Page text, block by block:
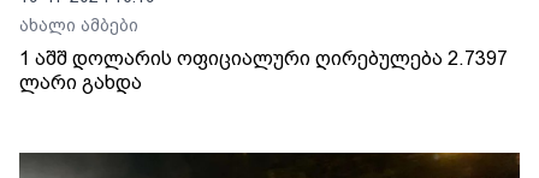
ახალი ამბები
1 აშშ დოლარის ოფიციალური ღირებულება 2.7397
ლარი გახდა